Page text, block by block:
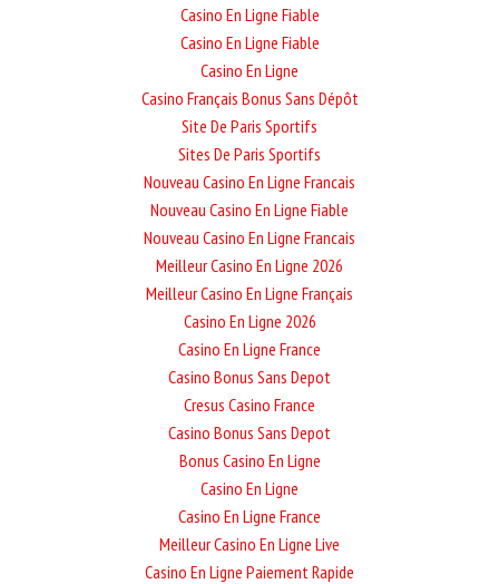
Casino En Ligne Fiable
Casino En Ligne Fiable
Casino En Ligne
Casino Français Bonus Sans Dépôt
Site De Paris Sportifs
Sites De Paris Sportifs
Nouveau Casino En Ligne Francais
Nouveau Casino En Ligne Fiable
Nouveau Casino En Ligne Francais
Meilleur Casino En Ligne 2026
Meilleur Casino En Ligne Français
Casino En Ligne 2026
Casino En Ligne France
Casino Bonus Sans Depot
Cresus Casino France
Casino Bonus Sans Depot
Bonus Casino En Ligne
Casino En Ligne
Casino En Ligne France
Meilleur Casino En Ligne Live
Casino En Ligne Paiement Rapide